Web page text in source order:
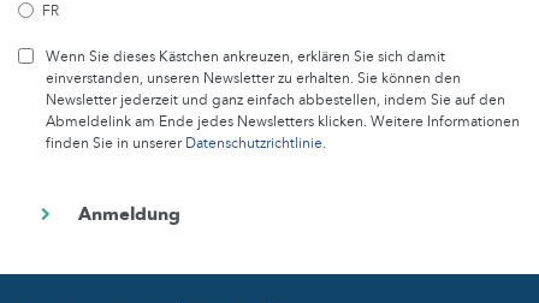
FR
Wenn Sie dieses Kästchen ankreuzen, erklären Sie sich damit
einverstanden, unseren Newsletter zu erhalten. Sie können den
Newsletter jederzeit und ganz einfach abbestellen, indem Sie auf den
Abmeldelink am Ende jedes Newsletters klicken. Weitere Informationen
finden Sie in unsererDatenschutzrichtlinie.